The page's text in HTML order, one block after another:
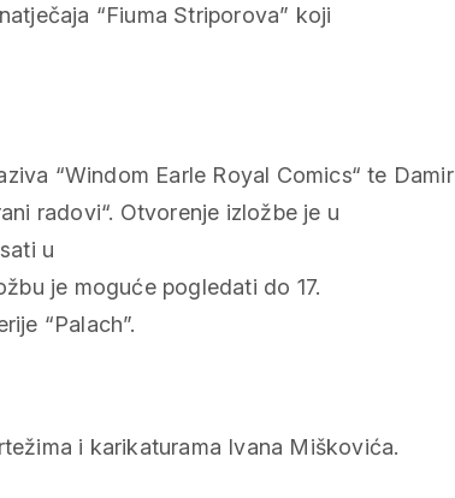
“Fiuma Striporova” koji
“Windom Earle Royal Comics“ te Damir
radovi“. Otvorenje izložbe je u
u
je moguće pogledati do 17.
“Palach”.
i karikaturama Ivana Miškovića.